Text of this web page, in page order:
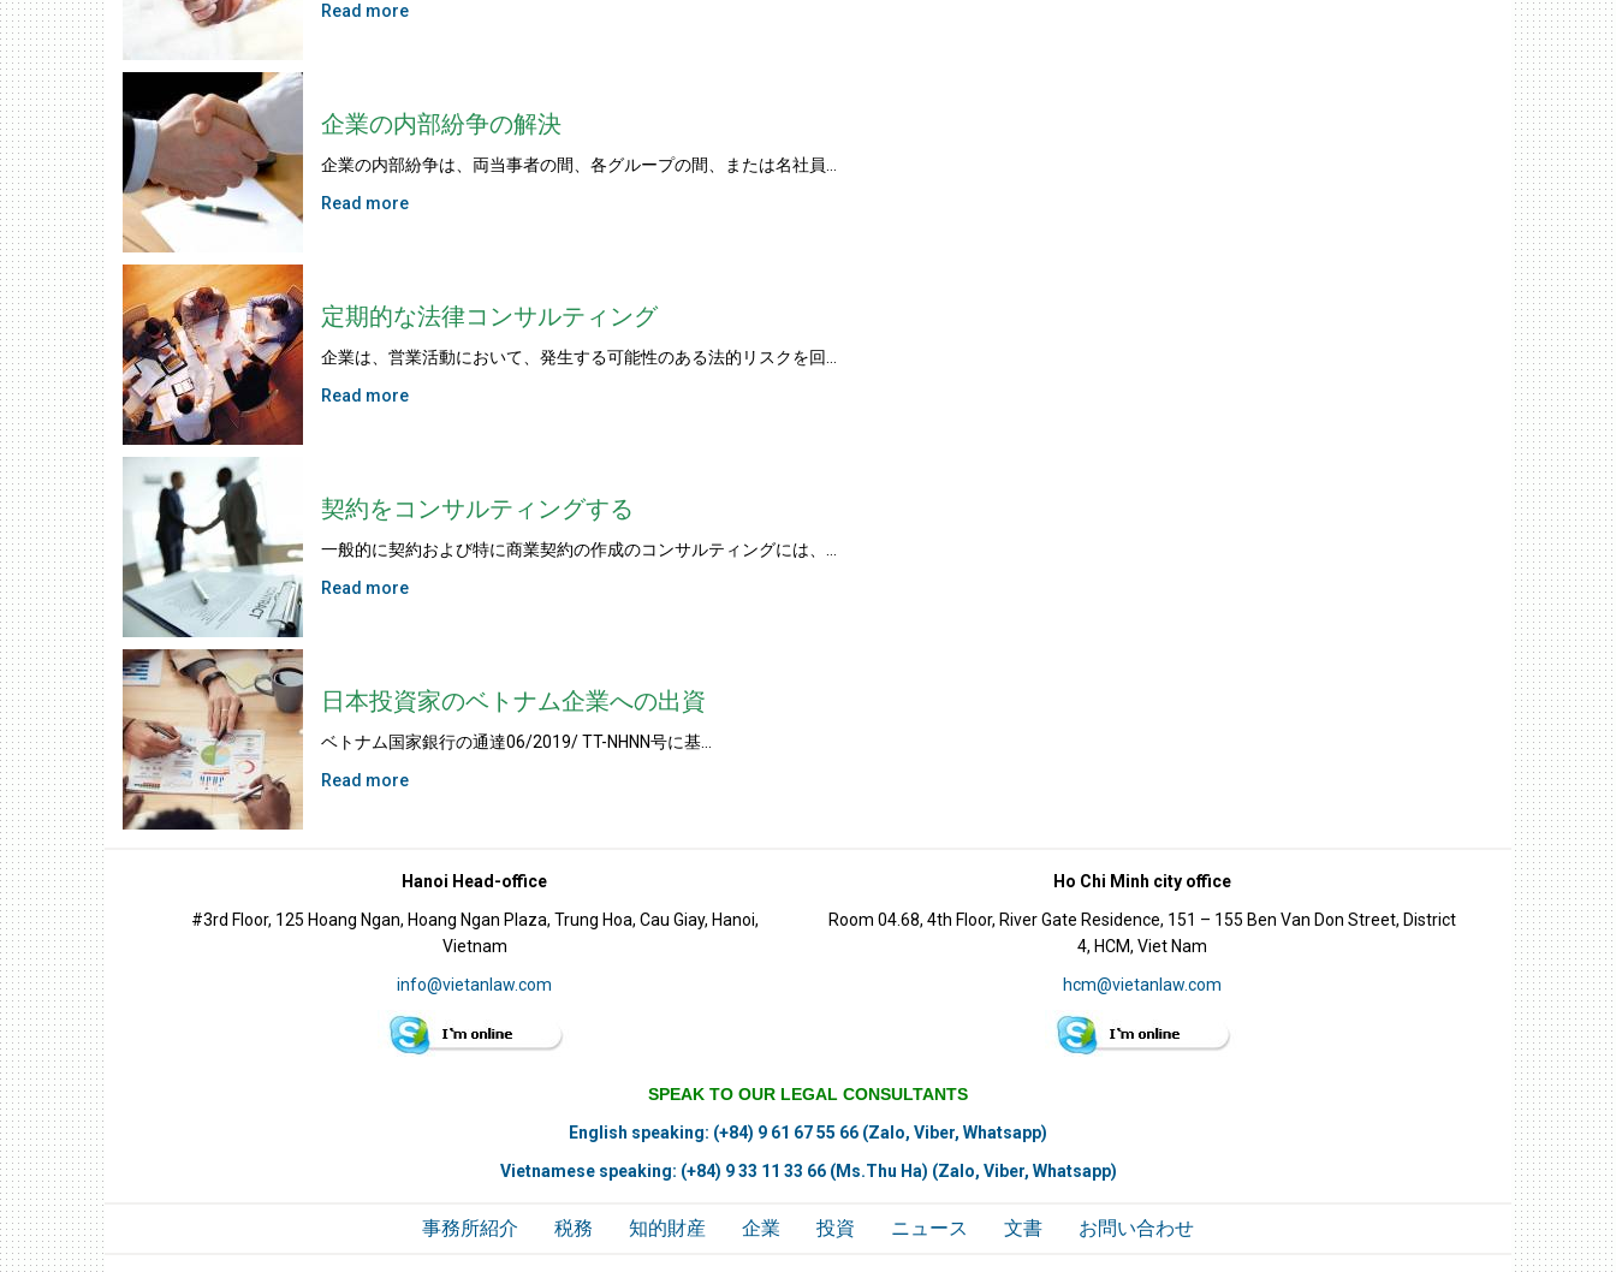
Read more
企業の内部紛争の解決
企業の内部紛争は、両当事者の間、各グループの間、または名社員…
Read more
定期的な法律コンサルティング
企業は、営業活動において、発生する可能性のある法的リスクを回…
Read more
契約をコンサルティングする
一般的に契約および特に商業契約の作成のコンサルティングには、…
Read more
日本投資家のベトナム企業への出資
ベトナム国家銀行の通達06/2019/ TT-NHNN号に基…
Read more
Hanoi Head-office
#3rd Floor, 125 Hoang Ngan, Hoang Ngan Plaza, Trung Hoa, Cau Giay, Hanoi,
Vietnam
info@vietanlaw.com
Ho Chi Minh city office
Room 04.68, 4th Floor, River Gate Residence, 151 – 155 Ben Van Don Street, District
4, HCM, Viet Nam
hcm@vietanlaw.com
SPEAK TO OUR LEGAL CONSULTANTS
English speaking: (+84) 9 61 67 55 66 (Zalo, Viber, Whatsapp)
Vietnamese speaking: (+84) 9 33 11 33 66 (Ms.Thu Ha) (Zalo, Viber, Whatsapp)
事務所紹介 税務 知的財産 企業 投資 ニュース 文書 お問い合わせ